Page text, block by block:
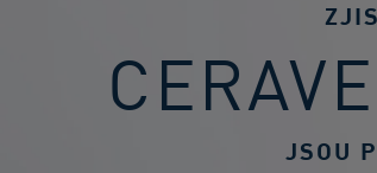
JSOU